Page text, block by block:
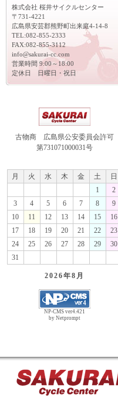
株式会社 桜井サイクルセンター
〒731-4221
広島県安芸郡熊野町出来庭4-14-8
TEL:082-855-2333
FAX:082-855-3112
info@sakurai-cc.com
営業時間 9:00～18:00
定休日 日曜日・祝日
古物商 広島県公安委員会許可
第731071000031号
月 火 水 木 金 土
日
1
2
3
4 5 6 7 8
9
10
11 12 13 14 15
16
17
18 19 20 21 22
23
24
25 26 27 28 29
30
31
2026年8月
NP-CMS ver4.421
by Netprompt